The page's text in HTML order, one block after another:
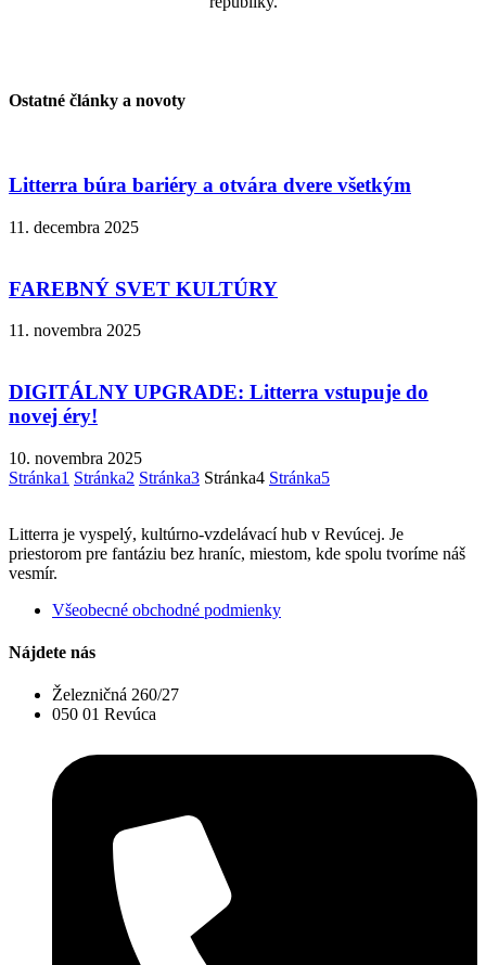
Ostatné články a novoty
Litterra búra bariéry a otvára dvere všetkým
11. decembra 2025
FAREBNÝ SVET KULTÚRY
11. novembra 2025
DIGITÁLNY UPGRADE: Litterra vstupuje do
novej éry!
10. novembra 2025
Stránka1 Stránka2 Stránka3 Stránka4 Stránka5
Litterra je vyspelý, kultúrno-vzdelávací hub v Revúcej. Je
priestorom pre fantáziu bez hraníc, miestom, kde spolu tvoríme náš
vesmír.
Všeobecné obchodné podmienky
Nájdete nás
Železničná 260/27
050 01 Revúca